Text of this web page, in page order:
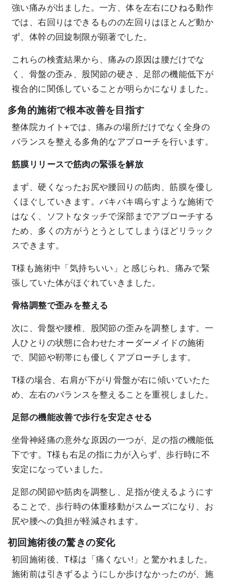
強い痛みが出ました。一方、体を左右にひねる動作
では、右回りはできるものの左回りはほとんど動か
ず、体幹の回旋制限が顕著でした。
これらの検査結果から、痛みの原因は腰だけでな
く、骨盤の歪み、股関節の硬さ、足部の機能低下が
複合的に関係していることが明らかになりました。
多角的施術で根本改善を目指す
整体院カイト+では、痛みの場所だけでなく全身の
バランスを整える多角的なアプローチを行います。
筋膜リリースで筋肉の緊張を解放
まず、硬くなったお尻や腰回りの筋肉、筋膜を優し
くほぐしていきます。バキバキ鳴らすような施術で
はなく、ソフトなタッチで深部までアプローチする
ため、多くの方がうとうとしてしまうほどリラック
スできます。
T様も施術中「気持ちいい」と感じられ、痛みで緊
張していた体がほぐれていきました。
骨格調整で歪みを整える
次に、骨盤や腰椎、股関節の歪みを調整します。一
人ひとりの状態に合わせたオーダーメイドの施術
で、関節や靭帯にも優しくアプローチします。
T様の場合、右肩が下がり骨盤が右に傾いていたた
め、左右のバランスを整えることを重視しました。
足部の機能改善で歩行を安定させる
坐骨神経痛の意外な原因の一つが、足の指の機能低
下です。T様も右足の指に力が入らず、歩行時に不
安定になっていました。
足部の関節や筋肉を調整し、足指が使えるようにす
ることで、歩行時の体重移動がスムーズになり、お
尻や腰への負担が軽減されます。
初回施術後の驚きの変化
初回施術後、T様は「痛くない!」と驚かれました。
施術前は引きずるようにしか歩けなかったのが、施